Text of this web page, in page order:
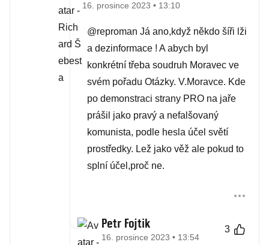
16. prosince 2023 • 13:10
@reproman Já ano,když někdo šíři lži
a dezinformace ! A abych byl
konkrétní třeba soudruh Moravec ve
svém pořadu Otázky. V.Moravce. Kde
po demonstraci strany PRO na jaře
prášil jako pravý a nefalšovaný
komunista, podle hesla účel světí
prostředky. Lež jako věž ale pokud to
splní účel,proč ne.
Petr Fojtik
16. prosince 2023 • 13:54
3